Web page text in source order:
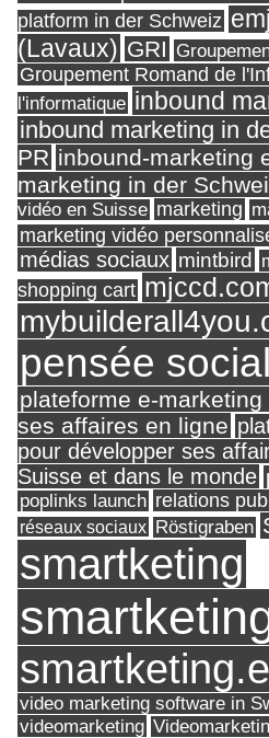
platform in der Schweiz
(Lavaux) GRI
Groupement Romand de
l'informatique inbound
inbound marketing in
PR inbound-marketing
marketing in der
vidéo en Suisse marketing
marketing vidéo
médias sociaux mintbird
shopping cart
pensée
plateforme e-
ses affaires en ligne
pour développer ses
Suisse et dans le monde
poplinks launch relations
réseaux sociaux Röstigraben
smartketing
video marketing software in
videomarketing